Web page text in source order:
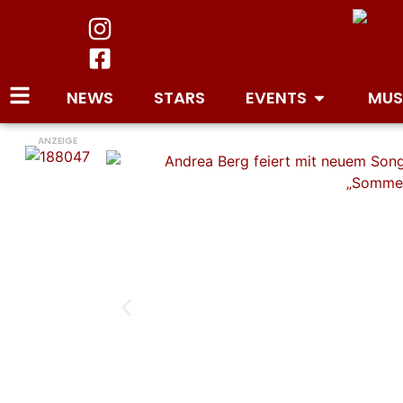
NEWS STARS EVENTS
ANZEIGE